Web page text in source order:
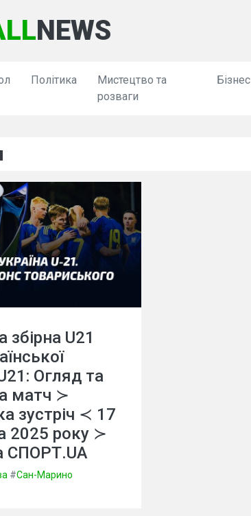
NEWS
Політика
Мистецтво та
розваги
Бізнес
U21
Огляд та
матч ≻
зустріч ≺ 17
2025 року ≻
СПОРТ.UA
#Сан-Марино